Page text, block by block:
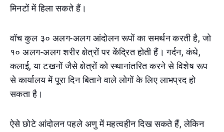
मिनटों में हिला सकते हैं।
वॉच कुल ३० अलग-अलग आंदोलन रूपों का समर्थन करती है, जो
१० अलग-अलग शरीर क्षेत्रों पर केंद्रित होती हैं। गर्दन, कंधे,
कलाई, या टखनों जैसे क्षेत्रों को स्थानांतरित करने से विशेष रूप
से कार्यालय में पूरा दिन बिताने वाले लोगों के लिए लाभप्रद हो
सकता है।
ऐसे छोटे आंदोलन पहले अणु में महत्वहीन दिख सकते हैं, लेकिन